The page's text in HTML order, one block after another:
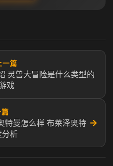
一篇
灵兽大冒险是什么类型的
戏
特曼怎么样 布莱泽奥特
分析
→